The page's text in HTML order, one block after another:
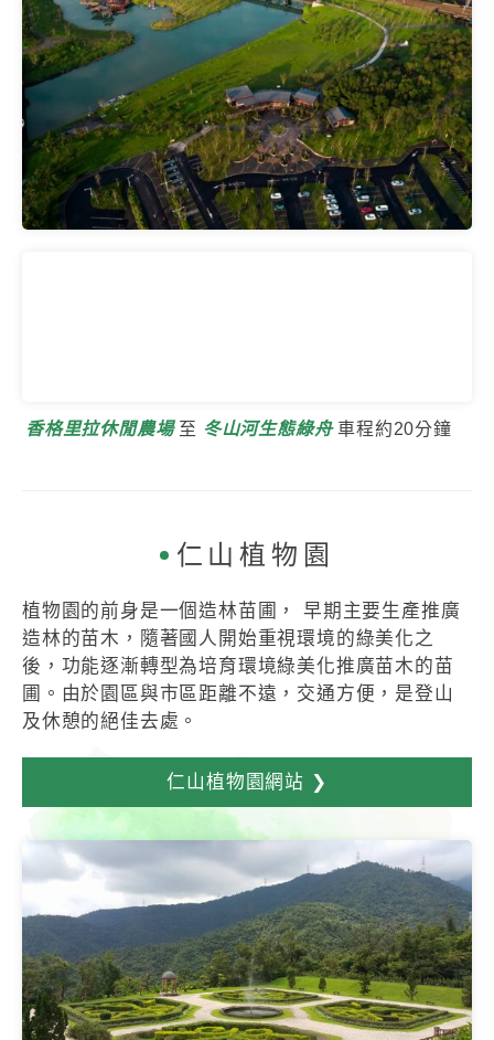
香格里拉休閒農場至 冬山河生態綠舟車程約20分鐘
仁山植物園
植物園的前身是一個造林苗圃， 早期主要生產推廣
造林的苗木，隨著國人開始重視環境的綠美化之
後，功能逐漸轉型為培育環境綠美化推廣苗木的苗
圃。由於園區與市區距離不遠，交通方便，是登山
及休憩的絕佳去處。
仁山植物園網站